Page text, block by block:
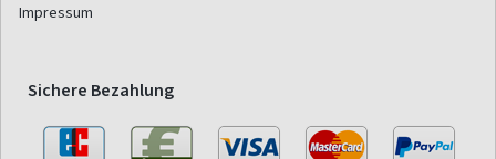
Impressum
Sichere Bezahlung